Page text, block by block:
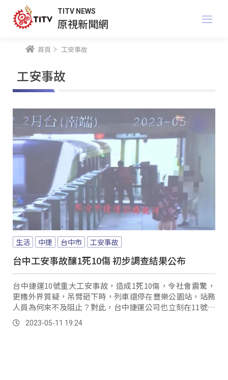
TITV NEWS
原視新聞網
首頁 工安事故
工安事故
生活 中捷 台中市 工安事故
台中工安事故釀1死10傷 初步調查結果公布
台中捷運10號重大工安事故，造成1死10傷，令社會震驚，
更糟外界質疑，吊臂砸下時，列車還停在豐樂公園站，站務
人員為何來不及阻止？對此，台中捷運公司也立刻在11號上
午，召開記者會。
2023-05-11 19:24